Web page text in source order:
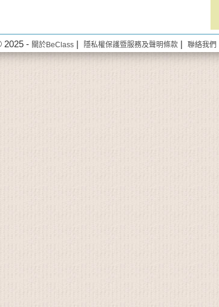
2025 - 關於BeClass | 隱私權保護暨服務及聲明條款 | 聯絡我們